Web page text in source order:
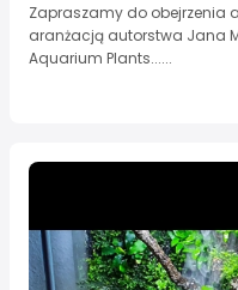
Zapraszamy do obejrzenia
aranżacją autorstwa Jana
Aquarium Plants......